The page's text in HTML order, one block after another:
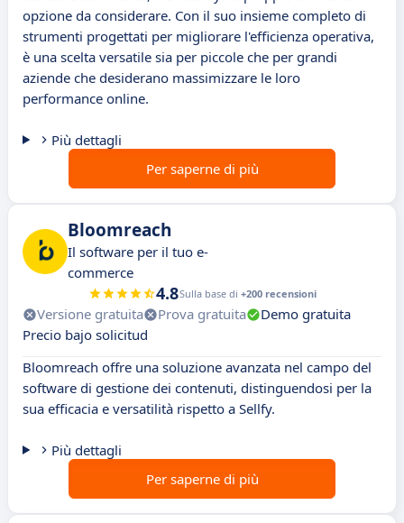
opzione da considerare. Con il suo insieme completo di
strumenti progettati per migliorare l'efficienza operativa,
è una scelta versatile sia per piccole che per grandi
aziende che desiderano massimizzare le loro
performance online.
Più dettagli
Per saperne di più
Bloomreach
Il software per il tuo e-
commerce
4.8Sulla base di +200 recensioni
Versione gratuita Prova gratuita
Demo gratuita
Precio bajo solicitud
Bloomreach offre una soluzione avanzata nel campo del
software di gestione dei contenuti, distinguendosi per la
sua efficacia e versatilità rispetto a Sellfy.
Più dettagli
Per saperne di più